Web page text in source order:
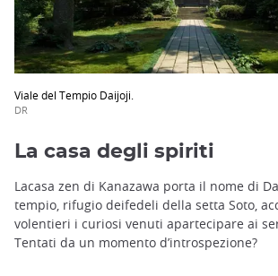
Viale del Tempio Daijoji.
DR
La casa degli spiriti
Lacasa zen di Kanazawa porta il nome di
tempio, rifugio deifedeli della setta Soto,
volentieri i curiosi venuti apartecipare ai
Tentati da un momento d’introspezione?